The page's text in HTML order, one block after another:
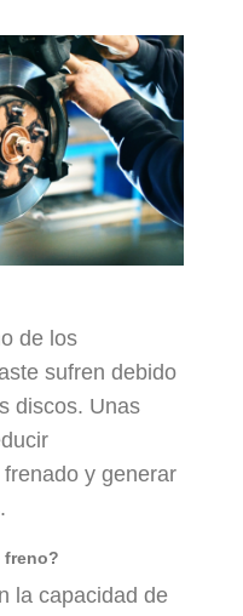
de los
sufren debido
discos. Unas
y generar
freno?
la capacidad de